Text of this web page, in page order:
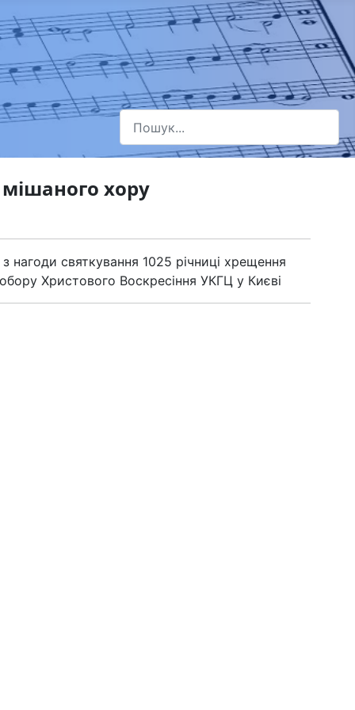
Пошук
Type 2 or more characters for results.
мішаного хору
нагоди святкування 1025 річниці хрещення
Христового Воскресіння УКГЦ у Києві